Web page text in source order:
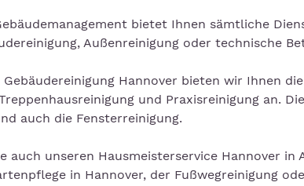
bietet Ihnen sämtliche
Außenreinigung oder technische
Gebäudereinigung Hannover bieten wir Ihnen
und Praxisreinigung an.
auch die Fensterreinigung.
auch unseren Hausmeisterservice Hannover
in Hannover, der Fußwegreinigung